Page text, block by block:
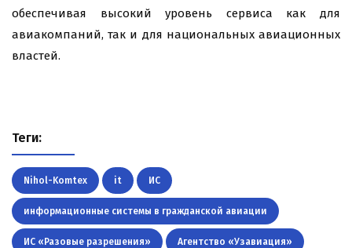
обеспечивая высокий уровень сервиса как для
авиакомпаний, так и для национальных авиационных
властей.
Теги:
Nihol-Komtex it ИС
информационные системы в гражданской авиации
ИС «Разовые разрешения» Агентство «Узавиация»